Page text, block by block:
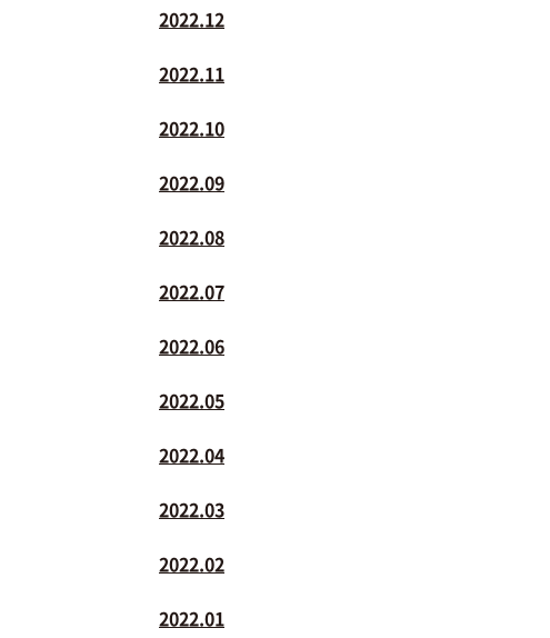
2022.12
2022.11
2022.10
2022.09
2022.08
2022.07
2022.06
2022.05
2022.04
2022.03
2022.02
2022.01